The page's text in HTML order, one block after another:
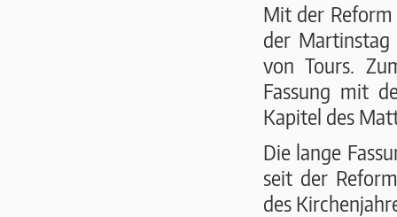
Mit der Reform
der
von Tours.
Fassung mit
Kapitel des
Die lange
seit der
des